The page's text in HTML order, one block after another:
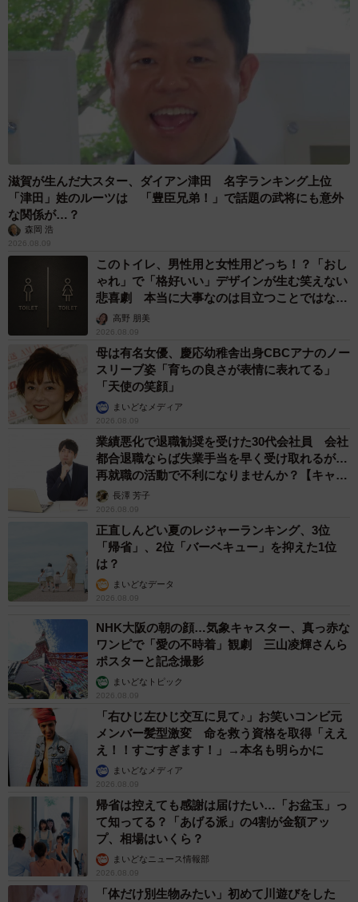
滋賀が生んだ大スター、ダイアン津田 名字ランキング上位
「津田」姓のルーツは 「豊臣兄弟！」で話題の武将にも意外
な関係が…？
森岡 浩
2026.08.09
このトイレ、男性用と女性用どっち！？「おし
ゃれ」で「格好いい」デザインが生む笑えない
悲喜劇 本当に大事なのは目立つことではな
く…高野 朋美
2026.08.09
母は有名女優、慶応幼稚舎出身CBCアナのノー
スリーブ姿「育ちの良さが表情に表れてる」
「天使の笑顔」
まいどなメディア
2026.08.09
業績悪化で退職勧奨を受けた30代会社員 会社
都合退職ならば失業手当を早く受け取れるが…
再就職の活動で不利になりませんか？【キャリ
アカウンセラーが解説】
長澤 芳子
2026.08.09
正直しんどい夏のレジャーランキング、3位
「帰省」、2位「バーベキュー」を抑えた1位
は？
まいどなデータ
2026.08.09
NHK大阪の朝の顔…気象キャスター、真っ赤な
ワンピで「愛の不時着」観劇 三山凌輝さんら
ポスターと記念撮影
まいどなトピック
2026.08.09
「右ひじ左ひじ交互に見て♪」お笑いコンビ元
メンバー髪型激変 命を救う資格を取得「ええ
え！！すごすぎます！」→本名も明らかに
まいどなメディア
2026.08.09
帰省は控えても感謝は届けたい…「お盆玉」っ
て知ってる？「あげる派」の4割が金額アッ
プ、相場はいくら？
まいどなニュース情報部
2026.08.09
「体だけ別生物みたい」初めて川遊びをした